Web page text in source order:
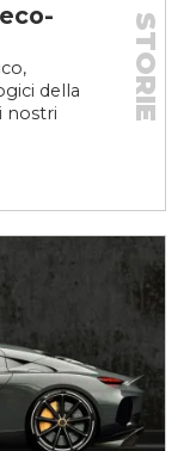
della
nostri
STORIE